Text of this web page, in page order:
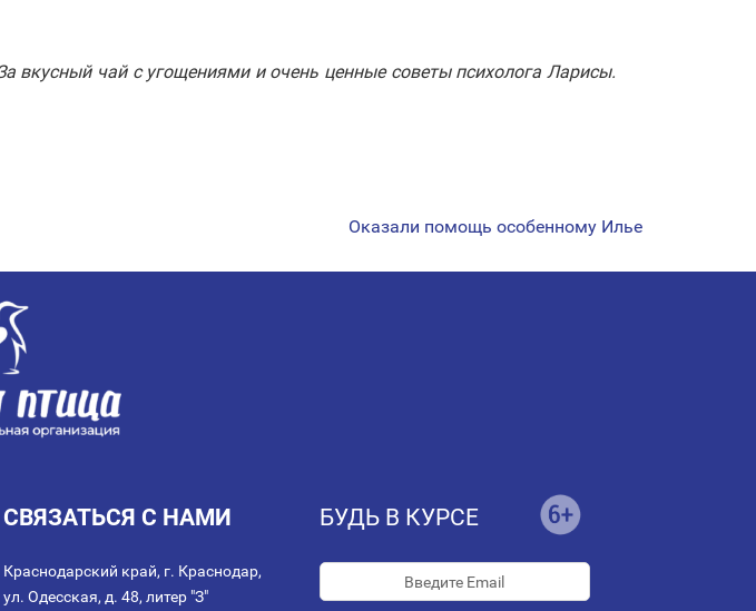
вкусный чай с угощениями и очень ценные советы психолога Ларисы.
Оказали помощь особенному Илье
СВЯЗАТЬСЯ С НАМИ
Краснодарский край, г. Краснодар,
ул. Одесская, д. 48, литер "З"
БУДЬ В КУРСЕ